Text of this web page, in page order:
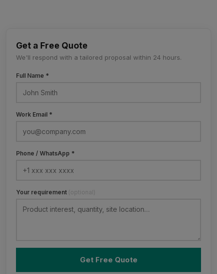
Get a Free Quote
We'll respond with a tailored proposal within 24 hours.
Full Name *
Work Email *
Phone / WhatsApp *
Your requirement (optional)
Get Free Quote